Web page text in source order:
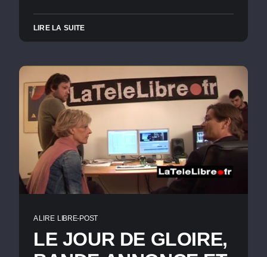
LIRE LA SUITE
A LIRE LIBRE-POST
LE JOUR DE GLOIRE,